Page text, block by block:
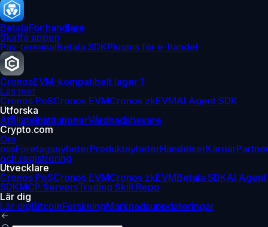
BetalaFör handlare
Skaffa appen
Pay-terminalBetala SDKPlugins för e-handel
CronosEVM-kompatibelt lager 1
Läs mer
Cronos PoSCronos EVMCronos zkEVMAI Agent SDK
Utforska
AffiliateInstitutionerVårdnadshavare
Crypto.com
Om
ossFöretagsnyheterProduktnyheterHändelserKarriär
och registrering
Utvecklare
Cronos PoSCronos EVMCronos zkEVMBetala SDKAI Agent
SDKMCP ServersTrading Skill Repo
Lär dig
Lär digBitcoinForskningMarknadsuppdateringar